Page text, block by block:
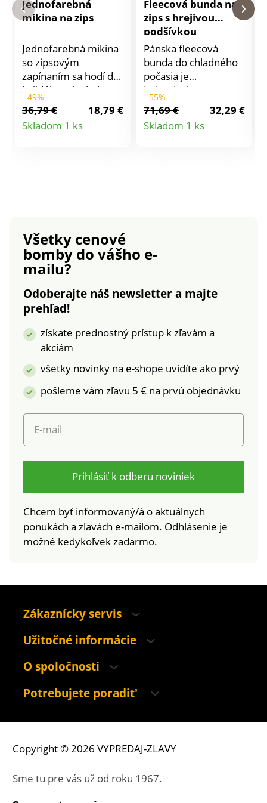
Jednofarebná
mikina na zips
Jednofarebná mikina
so zipsovým
zapínaním sa hodí do
každého pánskeho
šatníka. Z
komfortného
moltonu s česaným
1216/3 IFTH). Táto
známka označuje
textilné výrobky,
laboratórnym testom
na široké spektrum
výrobok je bezpečný
nad rámec platných
noriem. Možno prať v
práčke.
- 49%
36,79 €
18,79 €
Skladom 1 ks
Detail
Fleecová bunda na
zips s hrejivou
podšívkou
Pánska fleecová
bunda do chladného
počasia je
jednoducho
nenahraditeľná!
Fleecový materiál
zaručuje hrejivosť a
- 55%
71,69 €
32,29 €
Skladom 1 ks
Detail
Všetky cenové
bomby do vášho e-
mailu?
Odoberajte náš newsletter a majte
prehľad!
získate prednostný prístup k zľavám a
akciám
všetky novinky na e-shope uvidíte ako prvý
pošleme vám zľavu 5 € na prvú objednávku
E-mail
Prihlásiť k odberu noviniek
Chcem byť informovaný/á o aktuálnych
ponukách a zľavách e-mailom. Odhlásenie je
možné kedykoľvek zadarmo.
Zákaznícky servis
Užitočné informácie
O spoločnosti
Potrebujete poradit'
Copyright © 2026 VYPREDAJ-ZLAVY
Sme tu pre vás už od roku 1967.